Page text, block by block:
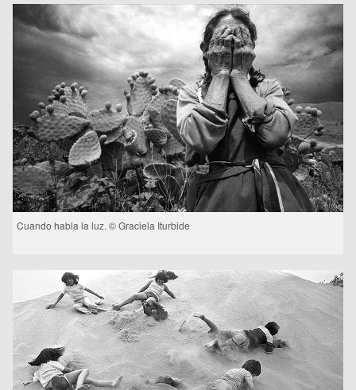
Cuando habla la luz. © Graciela Iturbide